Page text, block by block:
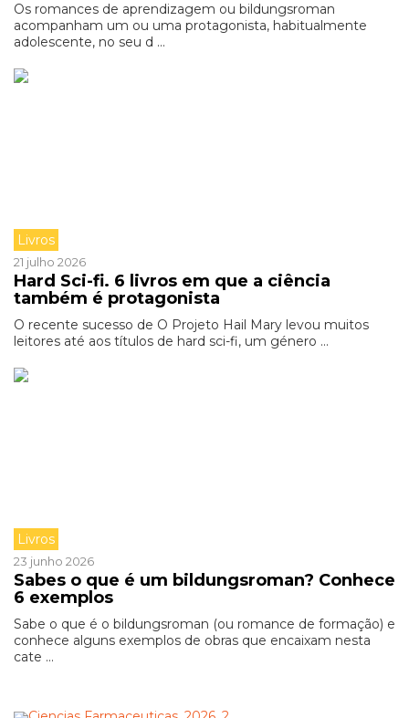
Os romances de aprendizagem ou bildungsroman
acompanham um ou uma protagonista, habitualmente
adolescente, no seu d ...
Livros
21 julho 2026
Hard Sci-fi. 6 livros em que a ciência
também é protagonista
O recente sucesso de O Projeto Hail Mary levou muitos
leitores até aos títulos de hard sci-fi, um género ...
Livros
23 junho 2026
Sabes o que é um bildungsroman? Conhece
6 exemplos
Sabe o que é o bildungsroman (ou romance de formação) e
conhece alguns exemplos de obras que encaixam nesta
cate ...